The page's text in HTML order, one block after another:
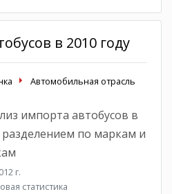
в 2010 году
Автомобильная отрасль
импорта автобусов в
разделением по маркам и
г.
статистика